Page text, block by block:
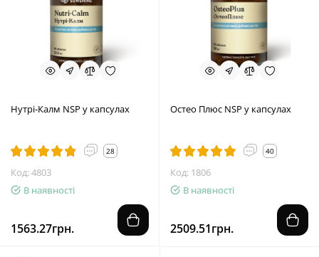
Нутрі-Калм NSP у капсулах
28
Код: 4803
В наявності
1563.27грн.
Остео Плюс NSP у капсулах
40
Код: 1806
В наявності
2509.51грн.